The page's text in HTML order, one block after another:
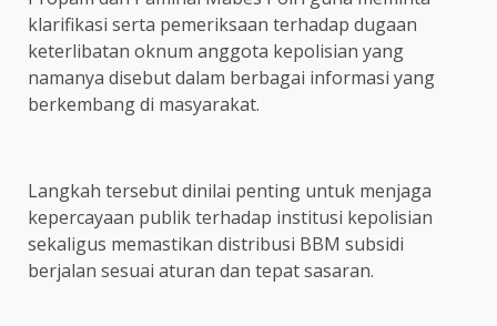
klarifikasi serta pemeriksaan terhadap dugaan
keterlibatan oknum anggota kepolisian yang
namanya disebut dalam berbagai informasi yang
berkembang di masyarakat.
Langkah tersebut dinilai penting untuk menjaga
kepercayaan publik terhadap institusi kepolisian
sekaligus memastikan distribusi BBM subsidi
berjalan sesuai aturan dan tepat sasaran.